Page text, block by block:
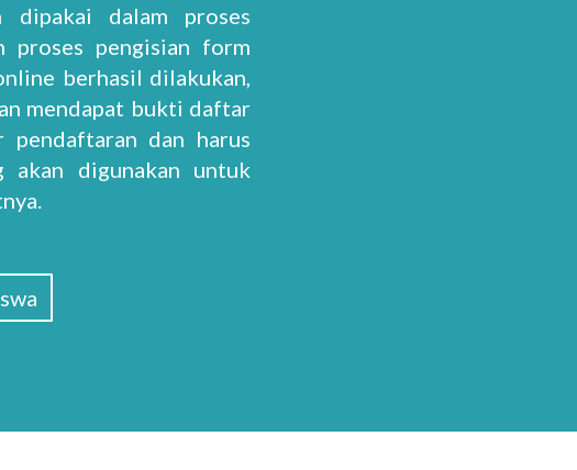
dipakai dalam proses
proses pengisian form
berhasil dilakukan,
mendapat bukti daftar
pendaftaran dan harus
akan digunakan untuk